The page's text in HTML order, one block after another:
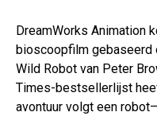
DreamWorks Animation
bioscoopfilm gebaseerd
Wild Robot van Peter
Times-bestsellerlijst
avontuur volgt een